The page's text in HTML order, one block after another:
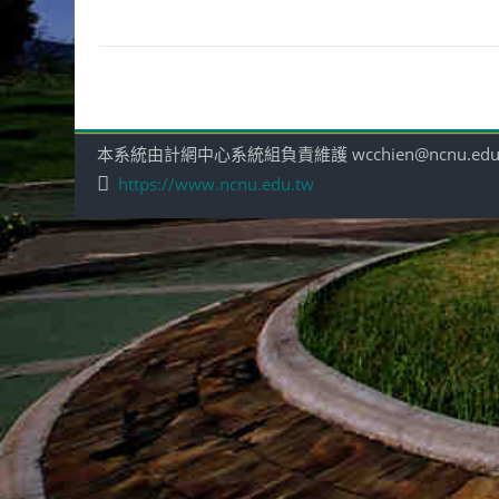
本系統由計網中心系統組負責維護
https://www.ncnu.edu.tw